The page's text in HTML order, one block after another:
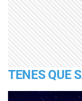
TENES QUE